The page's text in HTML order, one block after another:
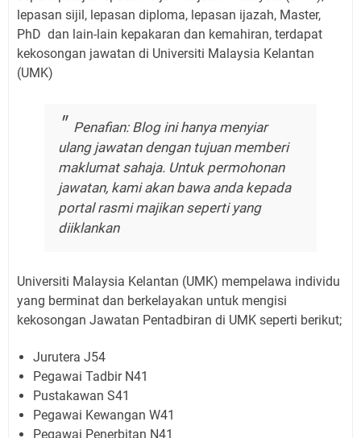
lepasan sijil, lepasan diploma, lepasan ijazah, Master,
PhD dan lain-lain kepakaran dan kemahiran, terdapat
kekosongan jawatan di Universiti Malaysia Kelantan
(UMK)
Penafian: Blog ini hanya menyiar
ulang jawatan dengan tujuan memberi
maklumat sahaja. Untuk permohonan
jawatan, kami akan bawa anda kepada
portal rasmi majikan seperti yang
diiklankan
Universiti Malaysia Kelantan (UMK) mempelawa individu
yang berminat dan berkelayakan untuk mengisi
kekosongan Jawatan Pentadbiran di UMK seperti berikut;
Jurutera J54
Pegawai Tadbir N41
Pustakawan S41
Pegawai Kewangan W41
Pegawai Penerbitan N41